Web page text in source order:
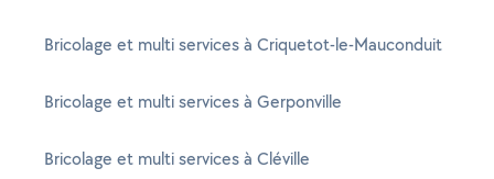
Bricolage et multi services à Criquetot-le-Mauconduit
Bricolage et multi services à Gerponville
Bricolage et multi services à Cléville